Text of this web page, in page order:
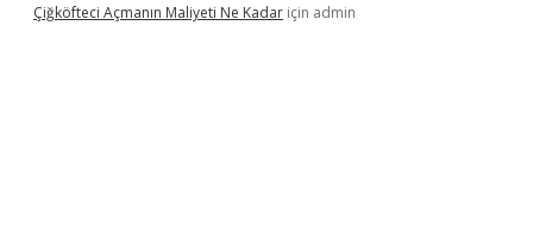
Çiğköfteci Açmanın Maliyeti Ne Kadar için admin